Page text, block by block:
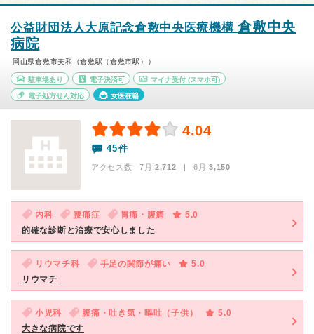
公益財団法人大原記念倉敷中央医療機構倉敷中央
病院
岡山県倉敷市美和（倉敷駅（倉敷市駅））
駐車場あり 電子決済可 マイナ受付 (スマホ可)
電子処方せん対応 女医在籍
4.04
45件
アクセス数 7月:2,712 | 6月:3,150
内科 腰痛症 胃痛・腹痛
5.0
的確な診断と治療で安心しました
リウマチ科 手足の関節が痛い
5.0
リウマチ
小児科 腹痛・吐き気・嘔吐（子供）
5.0
大きな病院です